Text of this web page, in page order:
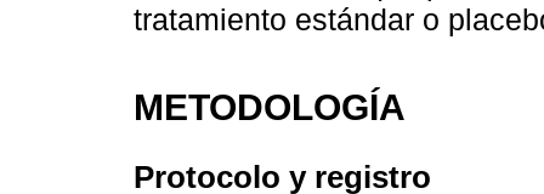
tratamiento estándar o
METODOLOGÍA
Protocolo y registro